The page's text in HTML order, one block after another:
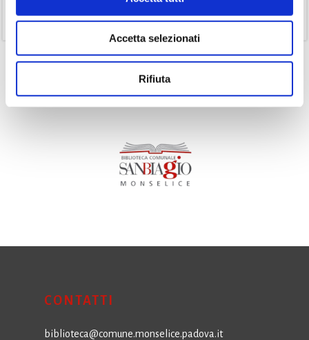
Accetta selezionati
Rifiuta
Volumi(11)
CONTATTI
biblioteca@comune.monselice.padova.it